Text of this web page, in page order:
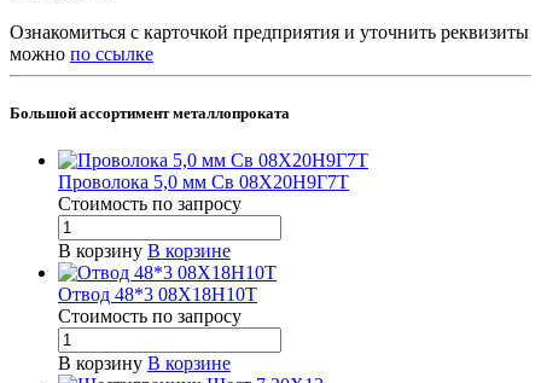
Ознакомиться с карточкой предприятия и уточнить реквизиты
можно по ссылке
Большой ассортимент металлопроката
Проволока 5,0 мм Св 08Х20Н9Г7Т
Стоимость по запросу
В корзину В корзине
Отвод 48*3 08Х18Н10Т
Стоимость по запросу
В корзину В корзине